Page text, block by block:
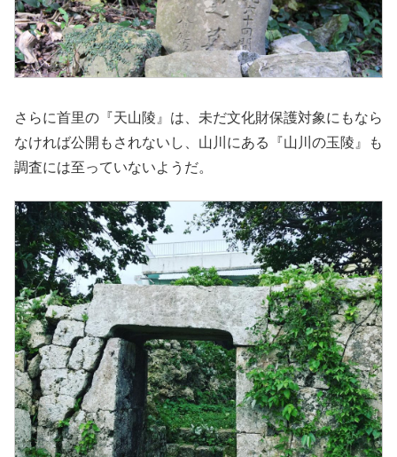
さらに首里の『天山陵』は、未だ文化財保護対象にもなら
なければ公開もされないし、山川にある『山川の玉陵』も
調査には至っていないようだ。